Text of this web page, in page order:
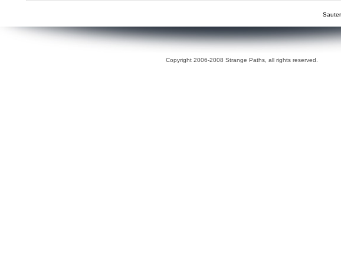
Copyright 2006-2008 Strange Paths, all rights reserved.